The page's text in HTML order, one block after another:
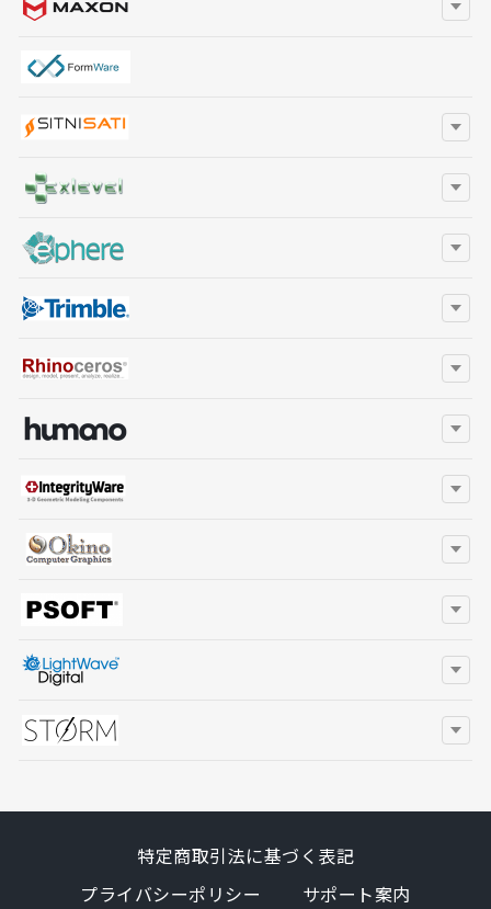
特定商取引法に基づく表記
プライバシーポリシー
サポート案内